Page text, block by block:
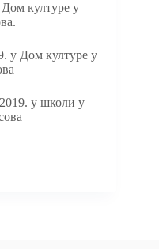
културе у
у Дом културе у
у школи у